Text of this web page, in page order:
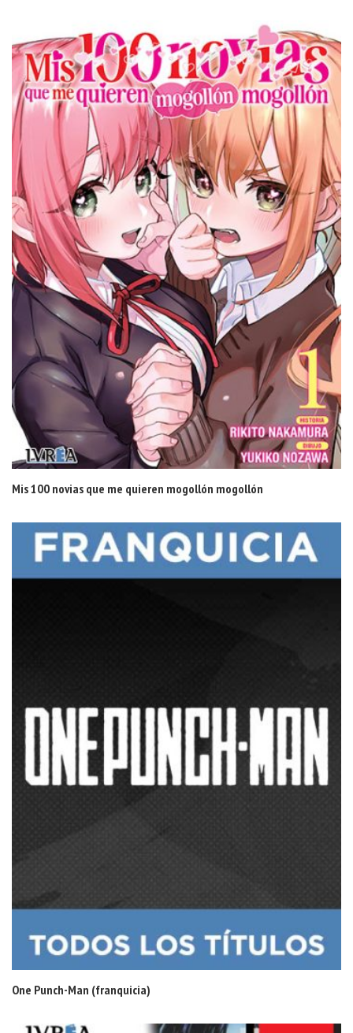
Mis 100 novias que me quieren mogollón mogollón
One Punch-Man (franquicia)